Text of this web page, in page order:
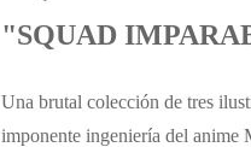
"SQUAD
Una brutal colección de tres
imponente ingeniería del anime